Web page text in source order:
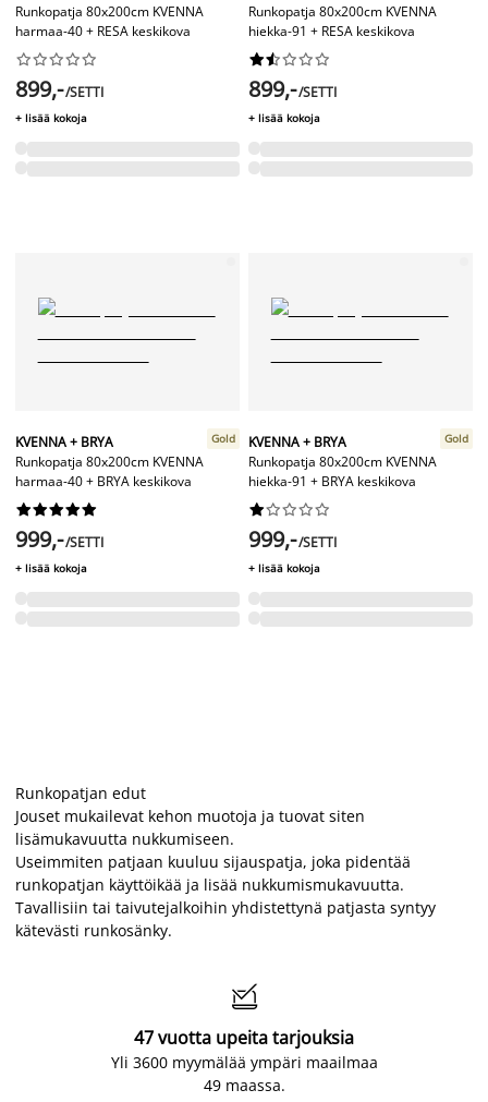
Runkopatja 80x200cm KVENNA
harmaa-40 + RESA keskikova






899,-/SETTI
+ lisää kokoja
Runkopatja 80x200cm KVENNA
hiekka-91 + RESA keskikova






899,-/SETTI
+ lisää kokoja
KVENNA + BRYA
Runkopatja 80x200cm KVENNA
harmaa-40 + BRYA keskikova
Gold






999,-/SETTI
+ lisää kokoja
KVENNA + BRYA
Runkopatja 80x200cm KVENNA
hiekka-91 + BRYA keskikova
Gold






999,-/SETTI
+ lisää kokoja
Runkopatjan edut
Jouset mukailevat kehon muotoja ja tuovat siten
lisämukavuutta nukkumiseen.
Useimmiten patjaan kuuluu sijauspatja, joka pidentää
runkopatjan käyttöikää ja lisää nukkumismukavuutta.
Tavallisiin tai taivutejalkoihin yhdistettynä patjasta syntyy
kätevästi runkosänky.

47 vuotta upeita tarjouksia
Yli 3600 myymälää ympäri maailmaa
49 maassa.